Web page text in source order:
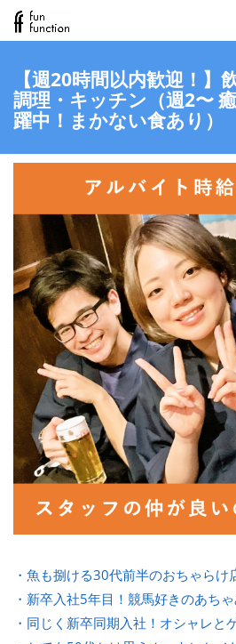
【週20時間以内歓迎！】
調理・キッチン（週2〜
躍中！まかない食あり）
・魚も捌ける30代前半のおちゃらけ
・新卒入社5年目！競馬好きのあち
・同じく新卒同期入社！オシャレと